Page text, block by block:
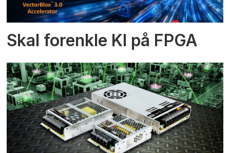
Skal forenkle KI på FPGA